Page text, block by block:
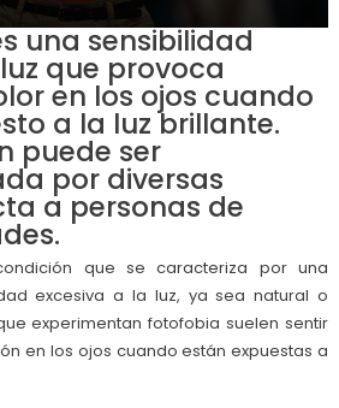
una sensibilidad
que provoca
en los ojos cuando
a la luz brillante.
puede ser
por diversas
a personas de
que se caracteriza por una
excesiva a la luz, ya sea natural o
experimentan fotofobia suelen sentir
en los ojos cuando están expuestas a